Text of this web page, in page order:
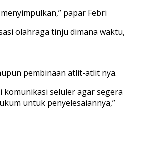
papar Febri
olahraga tinju dimana waktu,
pembinaan atlit-atlit nya.
komunikasi seluler agar segera
untuk penyelesaiannya,”